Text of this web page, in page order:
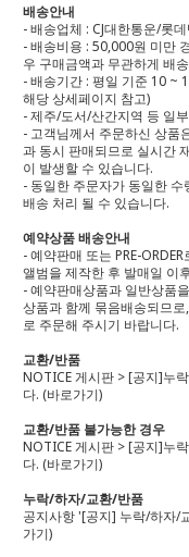
배송안내
- 배송업체 : CJ대한통운/롯
- 배송비용 : 50,000원 미만
우 구매금액과 무관하게 배
- 배송기간 : 평일 기준 10 ~
해당 상세페이지 참고)
- 제주/도서/산간지역 등 일
- 고객님께서 주문하신 상품
과 동시 판매되므로 실시간
이 발생할 수 있습니다.
- 동일한 주문자가 동일한
배송 처리 될 수 있습니다.
예약상품 배송안내
- 예약판매 또는 PRE-
앨범을 제작한 후 발매일 이
- 예약판매상품과 일반상품
상품과 함께 묶음배송되므
로 주문해 주시기 바랍니다.
교환/반품
NOTICE 게시판 > [공지]누
다. (바로가기)
교환/반품 불가능한 경우
NOTICE 게시판 > [공지]누
다. (바로가기)
누락/하자/교환/반품
공지사항 '[공지] 누락/하자/
가기)